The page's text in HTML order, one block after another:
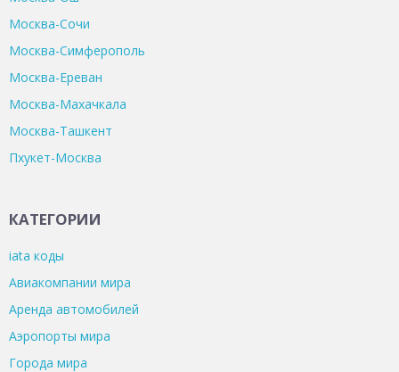
Москва-Сочи
Москва-Симферополь
Москва-Ереван
Москва-Махачкала
Москва-Ташкент
Пхукет-Москва
КАТЕГОРИИ
iata коды
Авиакомпании мира
Аренда автомобилей
Аэропорты мира
Города мира